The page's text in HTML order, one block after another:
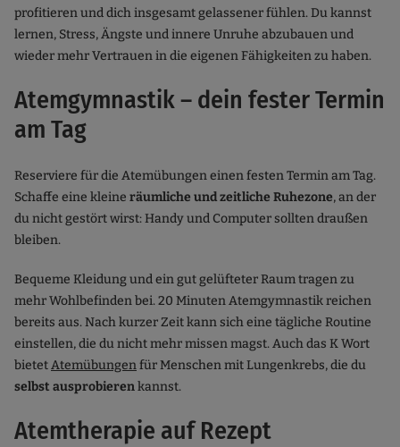
profitieren und dich insgesamt gelassener fühlen. Du kannst
lernen, Stress, Ängste und innere Unruhe abzubauen und
wieder mehr Vertrauen in die eigenen Fähigkeiten zu haben.
Atemgymnastik – dein fester Termin
am Tag
Reserviere für die Atemübungen einen festen Termin am Tag.
Schaffe eine kleine räumliche und zeitliche Ruhezone, an der
du nicht gestört wirst: Handy und Computer sollten draußen
bleiben.
Bequeme Kleidung und ein gut gelüfteter Raum tragen zu
mehr Wohlbefinden bei. 20 Minuten Atemgymnastik reichen
bereits aus. Nach kurzer Zeit kann sich eine tägliche Routine
einstellen, die du nicht mehr missen magst. Auch das K Wort
bietetAtemübungenfür Menschen mit Lungenkrebs, die du
selbst ausprobierenkannst.
Atemtherapie auf Rezept